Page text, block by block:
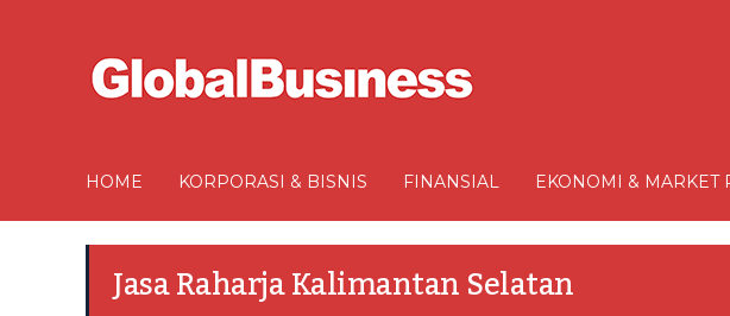
HOME KORPORASI & BISNIS FINANSIAL EKONOMI & MARKET
Jasa Raharja Kalimantan Selatan